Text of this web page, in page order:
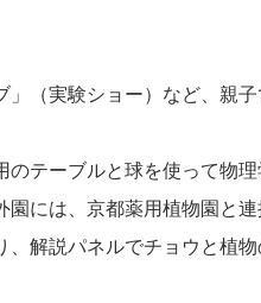
（実験ショー）など、親子
のテーブルと球を使って物
園には、京都薬用植物園と連
解説パネルでチョウと植物